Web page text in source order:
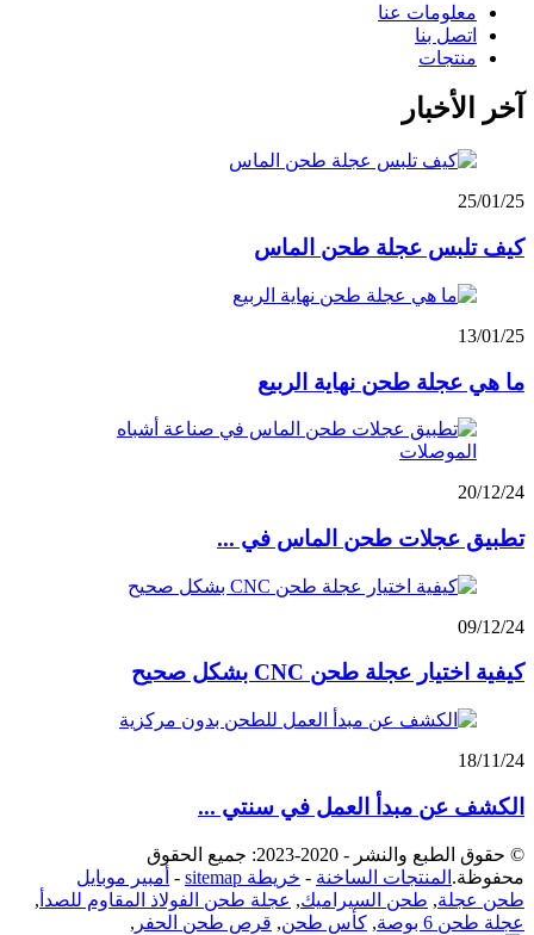
معلومات عنا
اتصل بنا
منتجات
آخر الأخبار
25/01/25
كيف تلبس عجلة طحن الماس
13/01/25
ما هي عجلة طحن نهاية الربيع
20/12/24
تطبيق عجلات طحن الماس في ...
09/12/24
كيفية اختيار عجلة طحن CNC بشكل صحيح
18/11/24
الكشف عن مبدأ العمل في سنتي ...
© حقوق الطبع والنشر - 2020-2023: جميع الحقوق
محفوظة. المنتجات الساخنة - خريطة sitemap - أمبير موبايل
طحن عجلة, طحن السيراميك, عجلة طحن الفولاذ المقاوم للصدأ ,
عجلة طحن 6 بوصة
, كأس طحن, قرص طحن الحفر ,